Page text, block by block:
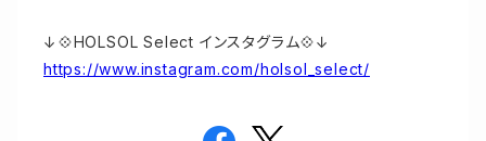
↓💠HOLSOL Select インスタグラム💠↓
https://www.instagram.com/holsol_select/